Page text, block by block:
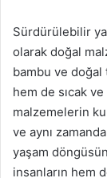
Sürdürülebilir
olarak doğal
bambu ve
hem de sıcak
malzemelerin
ve aynı
yaşam
insanların hem